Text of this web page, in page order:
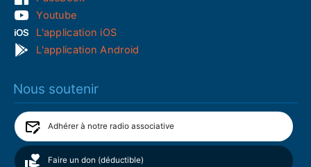
Youtube
L'application iOS
L'application Android
Nous soutenir
Adhérer à notre radio associative
Faire un don (déductible)